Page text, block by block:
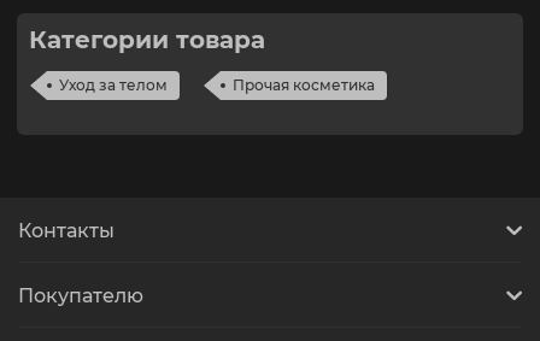
Категории товара
Уход за телом Прочая косметика
Контакты
Покупателю